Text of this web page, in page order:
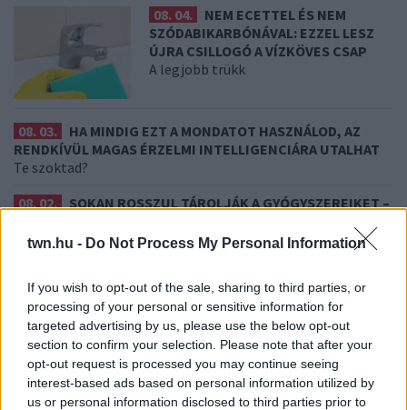
twn.hu - Do Not Process My Personal Information
If you wish to opt-out of the sale, sharing to third parties, or
processing of your personal or sensitive information for
targeted advertising by us, please use the below opt-out
section to confirm your selection. Please note that after your
opt-out request is processed you may continue seeing
interest-based ads based on personal information utilized by
us or personal information disclosed to third parties prior to
08. 04.
NEM ECETTEL ÉS NEM
SZÓDABIKARBÓNÁVAL: EZZEL LESZ
ÚJRA CSILLOGÓ A VÍZKÖVES CSAP
A legjobb trükk
08. 03.
HA MINDIG EZT A MONDATOT HASZNÁLOD, AZ
RENDKÍVÜL MAGAS ÉRZELMI INTELLIGENCIÁRA UTALHAT
Te szoktad?
08. 02.
SOKAN ROSSZUL TÁROLJÁK A GYÓGYSZEREIKET –
Érdemes odafigyelni rá
VITAMINHIÁNY – ILYEN JELEKRE FIGYELJ
Erre figyelj!
07. 31.
NEM A CITROMSAV, AZ ECET VAGY A
SZÓDABIKARBÓNA A LEGERŐSEBB: EZT HASZNÁLJÁK A
SZÁLLODÁKBAN A VÍZKŐ ELLEN
Ez a szer tényleg eltünteti a vízkövet